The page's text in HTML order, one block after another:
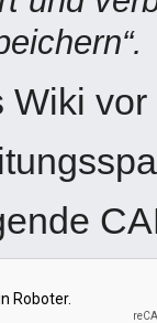
Wiki